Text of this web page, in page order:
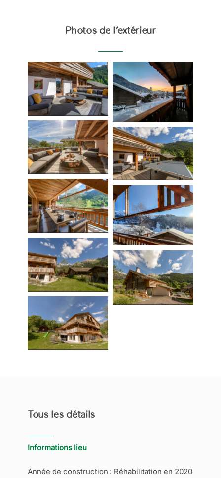
Photos de l’extérieur
Tous les détails
Informations lieu
Année de construction : Réhabilitation en 2020